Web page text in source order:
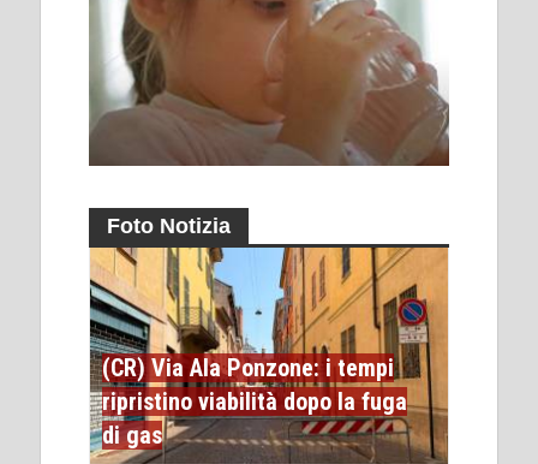
Foto Notizia
(CR) Via Ala Ponzone: i tempi
ripristino viabilità dopo la fuga
di gas